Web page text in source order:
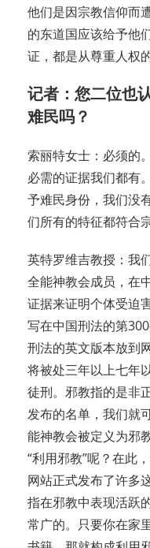
他们是因宗教信仰而
的东道国应该给予他
证，都是从尊重人权
记者：您二位也
难民吗？
索丽特女士：必须的
必需的证据我们都有
予难民身份，我们没
们所有的特征都符合
英特罗维吉教授：我
全能神教会成员，在
证据来证明个体受迫
写在中国刑法的第
刑法的英文版本放到
将被处三年以上七年
徒刑。邪教指的是非
发布的名单，我们就
能神教会被定义为邪
“利用邪教”呢？在此
网站正式发布了许多
指在邪教中表现活跃
常广的。只要你在家